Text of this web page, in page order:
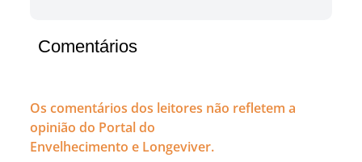
Comentários
Os comentários dos leitores não refletem a
opinião do Portal do
Envelhecimento e Longeviver.